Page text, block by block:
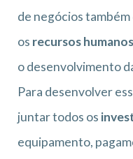
de negócios também
os recursos humanos
o desenvolvimento
Para desenvolver
juntar todos os
equipamento,